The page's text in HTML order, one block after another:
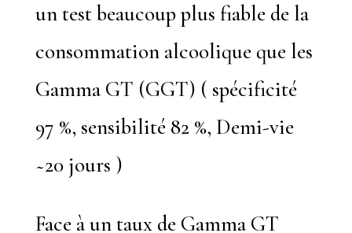
un test beaucoup plus fiable de la
consommation alcoolique que les
Gamma GT (GGT) ( spécificité
97 %, sensibilité 82 %, Demi-vie
~20 jours )
Face à un taux de Gamma GT